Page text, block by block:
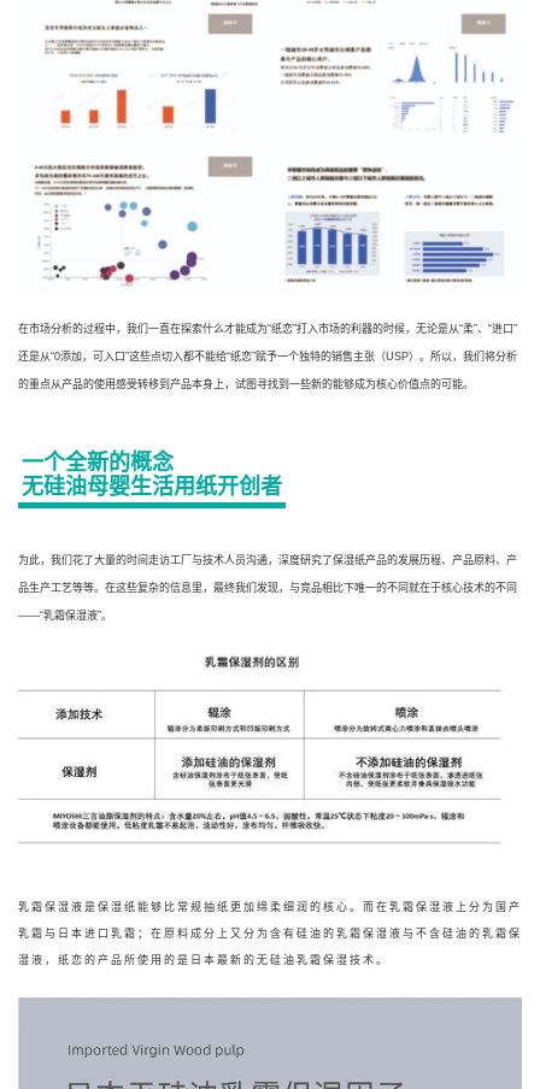
在市场分析的过程中，我们一直在探索什么才能成为“纸恋”打入市场的利器的时候，无论是从“柔”、“进口”
还是从“0添加，可入口”这些点切入都不能给“纸恋”赋予一个独特的销售主张（USP） 。所以，我们将分析
的重点从产品的使用感受转移到产品本身上，试图寻找到一些新的能够成为核心价值点的可能。
一个全新的概念
无硅油母婴生活用纸开创者
为此，我们花了大量的时间走访工厂与技术人员沟通，深度研究了保湿纸产品的发展历程、产品原料、产
品生产工艺等等。在这些复杂的信息里，最终我们发现，与竞品相比下唯一的不同就在于核心技术的不同
——“乳霜保湿液”。
乳霜保湿液是保湿纸能够比常规抽纸更加绵柔细润的核心。而在乳霜保湿液上分为国产
乳霜与日本进口乳霜；在原料成分上又分为含有硅油的乳霜保湿液与不含硅油的乳霜保
湿液，纸恋的产品所使用的是 日本最新的无硅油乳霜保湿技术。